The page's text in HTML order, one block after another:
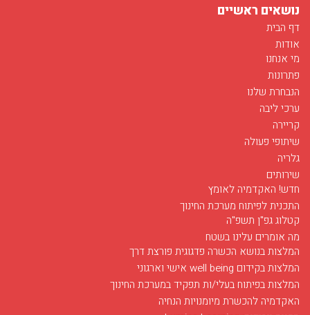
נושאים ראשיים
דף הבית
אודות
מי אנחנו
פתרונות
הנבחרת שלנו
ערכי ליבה
קריירה
שיתופי פעולה
גלריה
שירותים
חדש! האקדמיה לאומץ
התכנית לפיתוח מערכת החינוך
קטלוג גפ"ן תשפ"ה
מה אומרים עלינו בשטח
המלצות בנושא הכשרה פדגוגית פורצת דרך
המלצות בקידום well being אישי וארגוני
המלצות בפיתוח בעלי/ות תפקיד במערכת החינוך
האקדמיה להכשרת מיומנויות הנחיה
חודש מאי בסימן רפואה